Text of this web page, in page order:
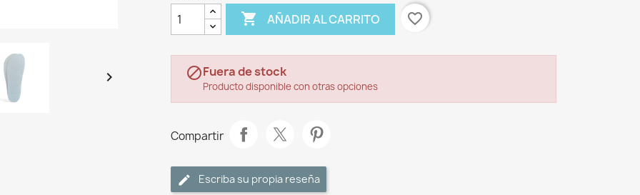

 AÑADIR AL CARRITO favorite_border
Fuera de stock
Producto disponible con otras opciones
Compartir
Escriba su propia reseña